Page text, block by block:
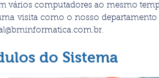
vários computadores ao mesmo
visita como o nosso
.
do Sistema